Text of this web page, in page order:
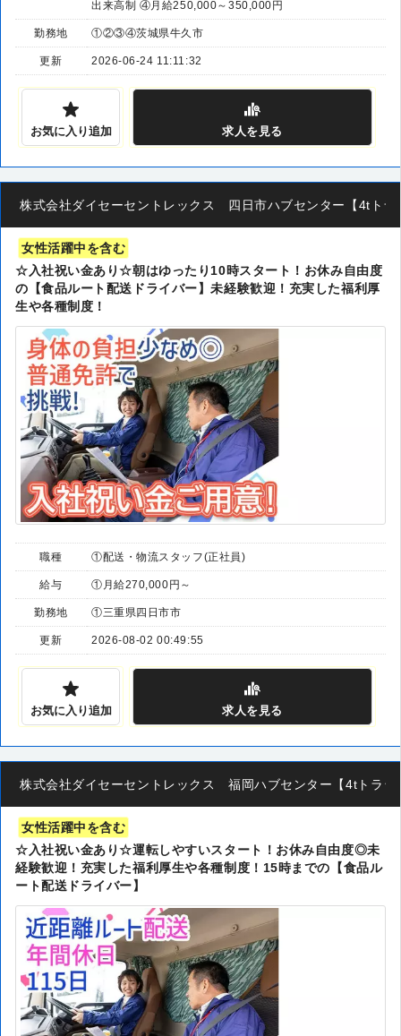
出来高制 ④月給250,000～350,000円
勤務地 ①②③④茨城県牛久市
更新 2026-06-24 11:11:32
お気に入り追加 求人 を見る
株式会社ダイセーセントレックス 四日市ハブセンター【4tトラ
女性活躍中を含む
☆入社祝い金あり☆朝はゆったり10時スタート！お休み自由度
の【食品ルート配送ドライバー】未経験歓迎！充実した福利厚
生や各種制度！
職種 ①配送・物流スタッフ(正社員)
給与 ①月給270,000円～
勤務地 ①三重県四日市市
更新 2026-08-02 00:49:55
お気に入り追加 求人 を見る
株式会社ダイセーセントレックス 福岡ハブセンター【4tトラッ
女性活躍中を含む
☆入社祝い金あり☆運転しやすいスタート！お休み自由度◎未
経験歓迎！充実した福利厚生や各種制度！15時までの【食品ル
ート配送ドライバー】